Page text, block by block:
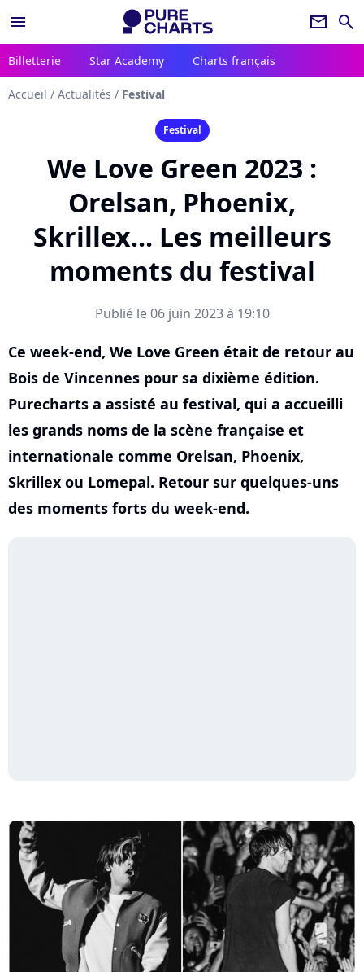
menu newsletter search
Billetterie Star Academy Charts français
Accueil / Actualités / Festival
Festival
We Love Green 2023 :
Orelsan, Phoenix,
Skrillex... Les meilleurs
moments du festival
Publié le 06 juin 2023 à 19:10
Ce week-end, We Love Green était de retour au
Bois de Vincennes pour sa dixième édition.
Purecharts a assisté au festival, qui a accueilli
les grands noms de la scène française et
internationale comme Orelsan, Phoenix,
Skrillex ou Lomepal. Retour sur quelques-uns
des moments forts du week-end.